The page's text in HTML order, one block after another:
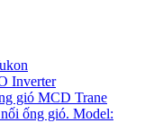
Inverter
gió MCD Trane
ống gió. Model: